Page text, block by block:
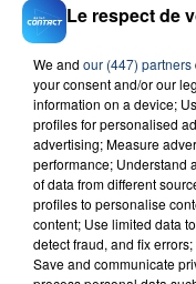
23 juillet 2026
INCENDIE
SON BÉBÉ
Un homme s'est
aspergé sa
d'un liquide
Le respect de
We and our (447) partners
your consent and/or our
information on a device;
profiles for personalised
advertising; Measure
performance; Understand
of data from different
profiles to personalise
content; Use limited data
detect fraud, and fix
Save and communicate